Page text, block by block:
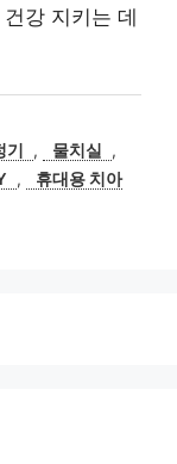
강 지키는 데
, 물치실
,
,
휴대용 치아